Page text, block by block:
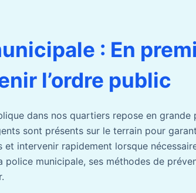
: En
l’ordre public
dans nos quartiers repose en
sont présents sur le terrain pour
et intervenir rapidement lorsque
police municipale, ses méthodes de